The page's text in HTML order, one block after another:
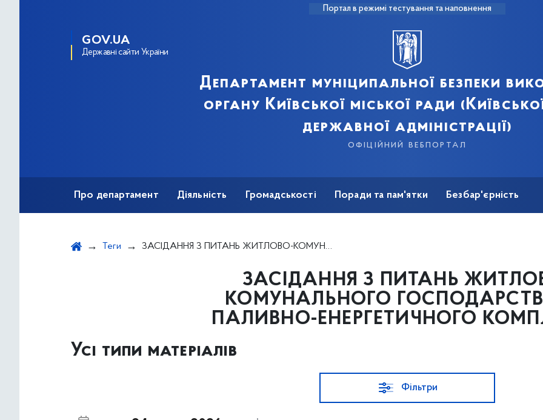
Портал в режимі тестування та наповнення
GOV.UA
Державні сайти України
Департамент муніципальної безпеки
органу Київської міської ради
державної адміністрації)
офіційний вебпортал
Про департамент Діяльність Громадськості Поради та пам'ятки Безбар'єрність
Теги ЗАСІДАННЯ З ПИТАНЬ ЖИТЛОВО-КОМУНАЛЬНОГО ГОСПОДАРСТВА ТА ПАЛИВНО-ЕНЕРГЕТИЧНОГО КОМПЛЕКСУ
ЗАСІДАННЯ З ПИТАНЬ
КОМУНАЛЬНОГО
ПАЛИВНО-ЕНЕРГЕТИЧНОГО
Усі типи матеріалів
Фільтри